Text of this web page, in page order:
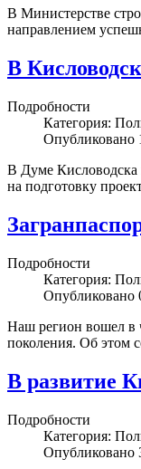
В Министерстве
направлением
В
Подробности
Категория:
Опубликовано
В Думе Кисловодска
на подготовку
Подробности
Категория:
Опубликовано
Наш регион вошел в
поколения. Об этом
В развитие
Подробности
Категория:
Опубликовано